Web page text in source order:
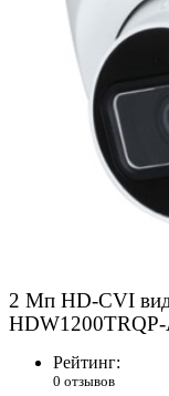
2 Mп HD-CVI в
Рейтинг:
0 отзывов